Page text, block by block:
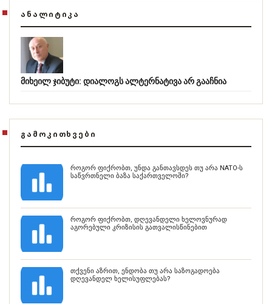
ᲐᲜᲐᲚᲘᲢᲘᲙᲐ
მიხეილ ჯიბუტი: დიალოგს ალტერნატივა არ გააჩნია
ᲒᲐᲛᲝᲙᲘᲗᲮᲕᲔᲑᲘ
როგორ ფიქრობთ, უნდა განთავსდეს თუ არა NATO-ს
საწვრთნელი ბაზა საქართველოში?
როგორ ფიქრობთ, დღევანდელი ხელოვნურად
აგორებული კრიზისის გათვალისწინებით
თქვენი აზრით, ენდობა თუ არა საზოგადოება
დღევანდელ ხელისუფლებას?